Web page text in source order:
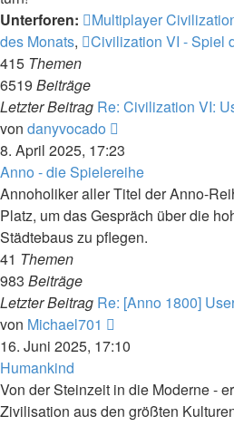
Unterforen:
Multiplayer
des Monats,
Civilization VI - Spiel
415 Themen
6519 Beiträge
Letzter Beitrag Re: Civilization VI:
von danyvocado
Beitrag
8. April 2025, 17:23
Anno - die Spielereihe
Annoholiker aller Titel der Anno-
Platz, um das Gespräch über die
Städtebaus zu pflegen.
41 Themen
983 Beiträge
Letzter Beitrag Re: [Anno 1800]
von Michael701
Beitrag
16. Juni 2025, 17:10
Humankind
Von der Steinzeit in die Moderne -
Zivilisation aus den größten